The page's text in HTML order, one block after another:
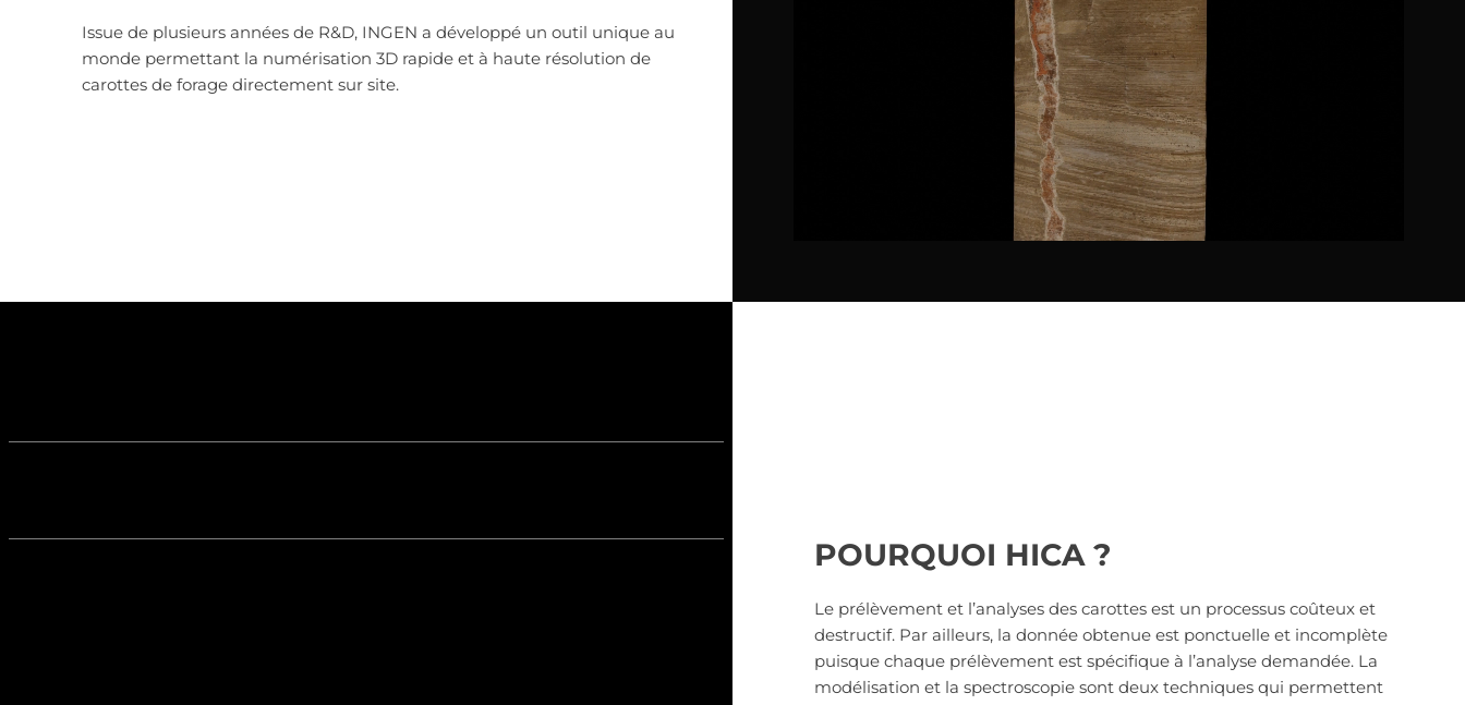
Issue de plusieurs années de R&D, INGEN a développé un outil unique au
monde permettant la numérisation 3D rapide et à haute résolution de
carottes de forage directement sur site.
POURQUOI HICA ?​
Le prélèvement et l’analyses des carottes est un processus coûteux et
destructif. Par ailleurs, la donnée obtenue est ponctuelle et incomplète
puisque chaque prélèvement est spécifique à l’analyse demandée. La
modélisation et la spectroscopie sont deux techniques qui permettent